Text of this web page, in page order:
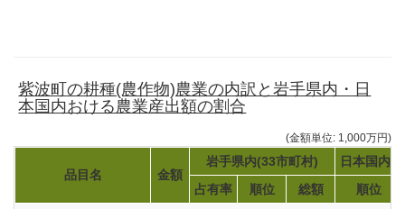
紫波町の耕種(農作物)農業の内訳と岩手県内・日
本国内おける農業産出額の割合
(金額単位: 1,000万円)
品目名 金額
岩手県内(33市町村)
日本国内
占有率
順位 総額
順位